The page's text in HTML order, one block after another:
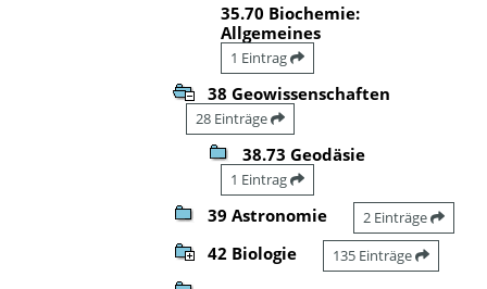
35.70 Biochemie:
Allgemeines
1 Eintrag
38 Geowissenschaften
28 Einträge
38.73 Geodäsie
1 Eintrag
39 Astronomie 2 Einträge
42 Biologie 135 Einträge